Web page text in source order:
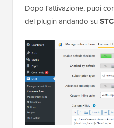
Dopo l'attivazione, puoi
del plugin andando su